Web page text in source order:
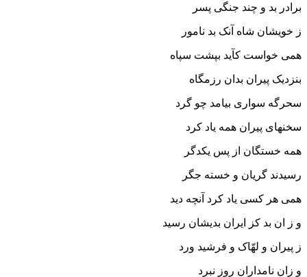
برادر بد و چند جنگى پسر
ز خویشان شاه آنک بد نامور
همى خواست کآید بپشت سپاه
بنزدیک پیران بدان رزمگاه‏
سحرگه سوارى بیامد چو گرد
سخنهاى پیران همه یاد کرد
همه خستگان از پس یکدگر
رسیدند گریان و خسته جگر
همى هر کسى یاد کرد آنچه دید
و ز ان بد کز ایران بدیشان رسید
ز پیران و لهّاک و فرشید ورد
و زان نامداران روز نبرد